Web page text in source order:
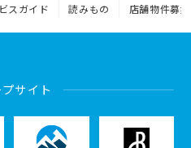
スガイド 読みもの 店舗物件募集
サイト